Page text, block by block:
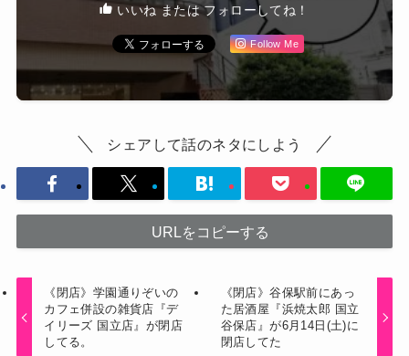
いいね または フォローしてね！
Follow Me
シェアして話のネタにしよう
URLをコピーする
《閉店》学園通りぞいの
カフェ併設の雑貨店『デ
イリーズ 国立店』が閉店
してる。
《閉店》谷保駅前にあっ
た居酒屋『浜焼太郎 国立
谷保店』が6月14日(土)に
閉店してた